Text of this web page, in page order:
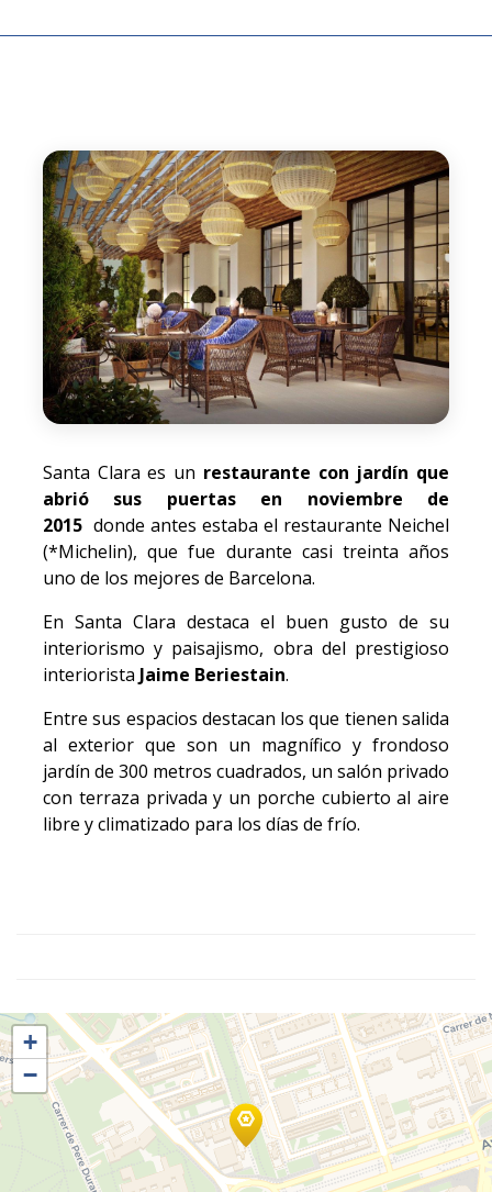
Santa Clara es un restaurante con jardín que
abrió sus puertas en noviembre de
2015 donde antes estaba el restaurante Neichel
(*Michelin), que fue durante casi treinta años
uno de los mejores de Barcelona.
En Santa Clara destaca el buen gusto de su
interiorismo y paisajismo, obra del prestigioso
interiorista Jaime Beriestain.
Entre sus espacios destacan los que tienen salida
al exterior que son un magnífico y frondoso
jardín de 300 metros cuadrados, un salón privado
con terraza privada y un porche cubierto al aire
libre y climatizado para los días de frío.
+
−